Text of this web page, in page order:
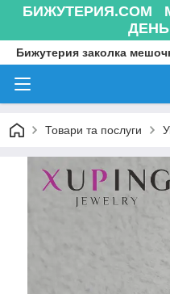
БИЖУТЕРИЯ.COM
Бижутерия заколка
Товари та послуги